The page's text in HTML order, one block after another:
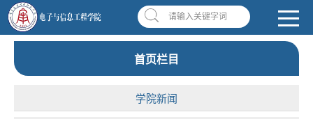
南昌应用技术师范学院，助你圆梦! 学校首页| OA系统 违反师德举报信箱
请输入关键字词
首页栏目
学院新闻